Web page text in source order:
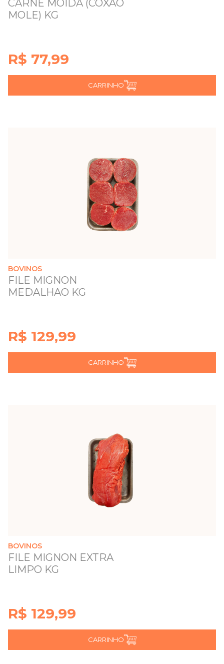
CARNE MOIDA (COXAO
MOLE) KG
R$ 77,99
CARRINHO
BOVINOS
FILE MIGNON
MEDALHAO KG
R$ 129,99
CARRINHO
BOVINOS
FILE MIGNON EXTRA
LIMPO KG
R$ 129,99
CARRINHO